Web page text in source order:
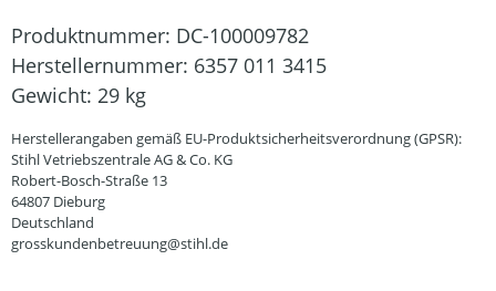
Produktnummer: DC-100009782
Herstellernummer: 6357 011 3415
Gewicht: 29 kg
Herstellerangaben gemäß EU-Produktsicherheitsverordnung (GPSR):
Stihl Vetriebszentrale AG & Co. KG
Robert-Bosch-Straße 13
64807 Dieburg
Deutschland
grosskundenbetreuung@stihl.de